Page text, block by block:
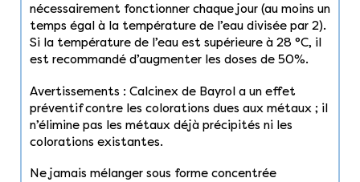
nécessairement fonctionner chaque jour (au moins un
temps égal à la température de l’eau divisée par 2).
Si la température de l’eau est supérieure à 28 °C, il
est recommandé d’augmenter les doses de 50%.
Avertissements : Calcinex de Bayrol a un effet
préventif contre les colorations dues aux métaux ; il
n’élimine pas les métaux déjà précipités ni les
colorations existantes.
Ne jamais mélanger sous forme concentrée